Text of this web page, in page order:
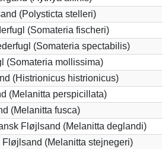
(Polysticta stelleri)
(Somateria fischeri)
(Somateria spectabilis)
(Somateria mollissima)
(Histrionicus histrionicus)
(Melanitta perspicillata)
(Melanitta fusca)
Fløjlsand (Melanitta deglandi)
Fløjlsand (Melanitta stejnegeri)